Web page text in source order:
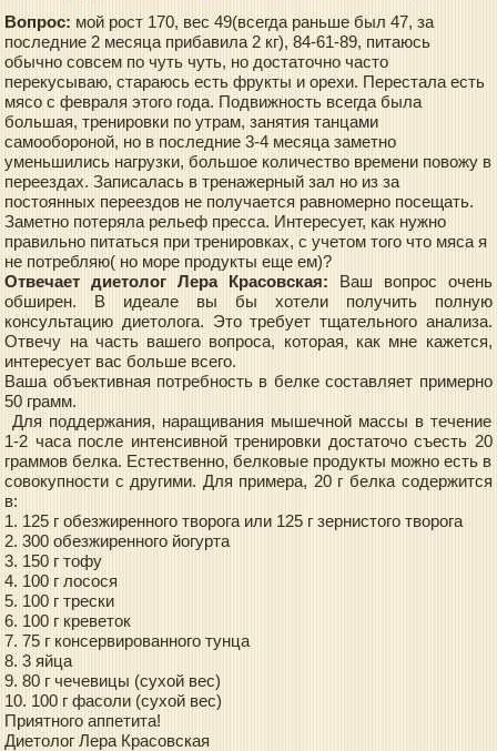
Вопрос: мой рост 170, вес 49(всегда раньше был 47, за
последние 2 месяца прибавила 2 кг), 84-61-89, питаюсь
обычно совсем по чуть чуть, но достаточно часто
перекусываю, стараюсь есть фрукты и орехи. Перестала есть
мясо с февраля этого года. Подвижность всегда была
большая, тренировки по утрам, занятия танцами
самообороной, но в последние 3-4 месяца заметно
уменьшились нагрузки, большое количество времени повожу в
переездах. Записалась в тренажерный зал но из за
постоянных переездов не получается равномерно посещать.
Заметно потеряла рельеф пресса. Интересует, как нужно
правильно питаться при тренировках, с учетом того что мяса я
не потребляю( но море продукты еще ем)?
Отвечает диетолог Лера Красовская: Ваш вопрос очень
обширен. В идеале вы бы хотели получить полную
консультацию диетолога. Это требует тщательного анализа.
Отвечу на часть вашего вопроса, которая, как мне кажется,
интересует вас больше всего.
Ваша объективная потребность в белке составляет примерно
50 грамм.
Для поддержания, наращивания мышечной массы в течение
1-2 часа после интенсивной тренировки достаточо съесть 20
граммов белка. Естественно, белковые продукты можно есть в
совокупности с другими. Для примера, 20 г белка содержится
в:
1. 125 г обезжиренного творога или 125 г зернистого творога
2. 300 обезжиренного йогурта
3. 150 г тофу
4. 100 г лосося
5. 100 г трески
6. 100 г креветок
7. 75 г консервированного тунца
8. 3 яйца
9. 80 г чечевицы (сухой вес)
10. 100 г фасоли (сухой вес)
Приятного аппетита!
Диетолог Лера Красовская